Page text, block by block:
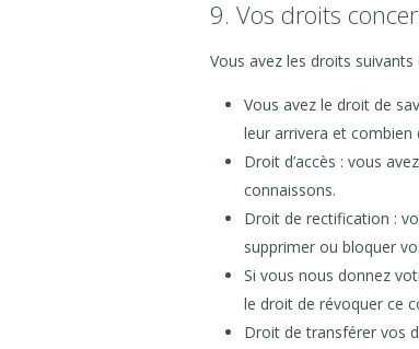
9. Vos droits
Vous avez les droits
Vous avez le droit de
leur arrivera et combien
Droit d’accès : vous
connaissons.
Droit de rectification :
supprimer ou bloquer
Si vous nous donnez
le droit de révoquer ce
Droit de transférer vos